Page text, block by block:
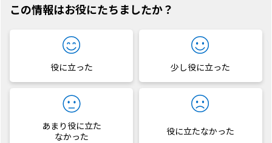
この情報はお役にたちましたか？
役に立った 少し役に立った
あまり役に立た
なかった
役に立たなかった